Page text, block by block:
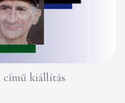
című kiállítás